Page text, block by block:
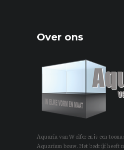
Over ons
Aquaria van Wolferen is een
Aquarium bouw. Het bedrijf heeft